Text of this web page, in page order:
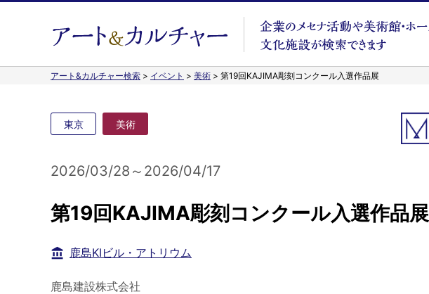
アート&カルチャー検索 > イベント > 美術 > 第19回KAJIMA彫刻コンクール入選作品展
東京 美術
2026/03/28～2026/04/17
第19回KAJIMA彫刻コンクール入選作品展
鹿島KIビル・アトリウム
鹿島建設株式会社